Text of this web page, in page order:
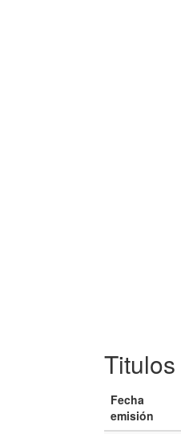
Titulos
Fecha
emisión